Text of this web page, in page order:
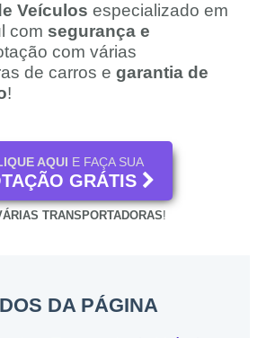
Veículos especializado em
com segurança e
com várias
de carros e garantia de
!
AQUI E FAÇA SUA
GRÁTIS
TRANSPORTADORAS!
DA PÁGINA